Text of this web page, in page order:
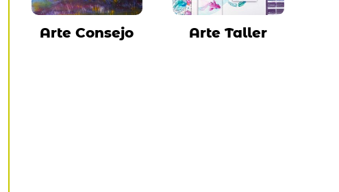
Arte Consejo Arte Taller